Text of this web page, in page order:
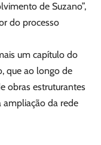
de Suzano”,
do processo
um capítulo do
que ao longo de
obras estruturantes
ampliação da rede